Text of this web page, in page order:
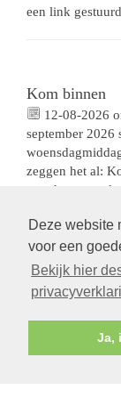
Deze website
voor een
Bekijk hier
Ja,
een link
Kom binnen
12-08-2026
september 2026
zeggen het al:
rust, het
aangepast:
gewend waren.